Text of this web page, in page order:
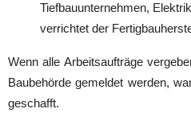
Tiefbauunternehmen,
verrichtet der
Wenn alle Arbeitsaufträge
Baubehörde gemeldet werden,
geschafft.